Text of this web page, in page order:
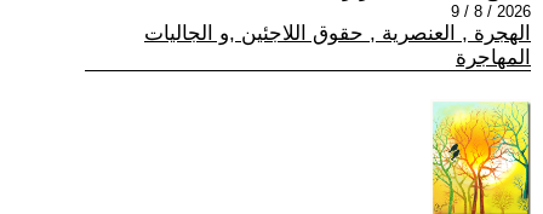
2026 / 8 / 9
الهجرة , العنصرية , حقوق اللاجئين ,و الجاليات
المهاجرة